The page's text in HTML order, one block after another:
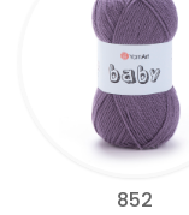
852